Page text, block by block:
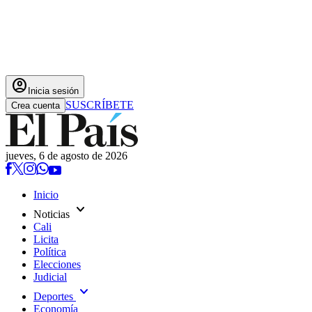
account_circle Inicia sesión
Crea cuenta SUSCRÍBETE
jueves, 6 de agosto de 2026
Inicio
Noticias expand_more
Cali
Licita
Política
Elecciones
Judicial
Deportes expand_more
Economía